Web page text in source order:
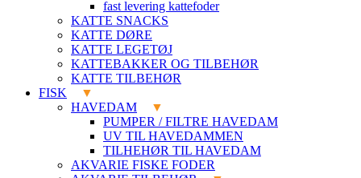
fast levering kattefoder
KATTE SNACKS
KATTE DØRE
KATTE LEGETØJ
KATTEBAKKER OG TILBEHØR
KATTE TILBEHØR
FISK
HAVEDAM
PUMPER / FILTRE HAVEDAM
UV TIL HAVEDAMMEN
TILHEHØR TIL HAVEDAM
AKVARIE FISKE FODER